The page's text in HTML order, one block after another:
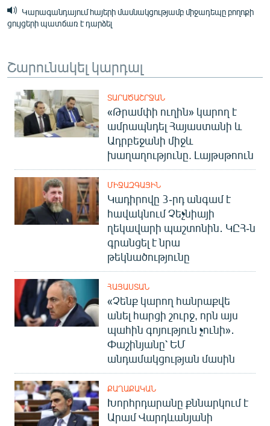
Կարագանդայում հայերի մասնակցությամբ միջադեպը բողոքի
ցույցերի պատճառ է դարձել
Շարունակել կարդալ
ՏԱՐԱԾԱՇՐՋԱՆ
«Թրամփի ուղին» կարող է
ամրապնդել Հայաստանի և
Ադրբեջանի միջև
խաղաղությունը. Լայթսթոուն
ՄԻՋԱԶԳԱՅԻՆ
Կադիրովը 3-րդ անգամ է
հավակնում Չեչնիայի
ղեկավարի պաշտոնին․ ԿԸՀ-ն
գրանցել է նրա
թեկնածությունը
ՀԱՅԱՍՏԱՆ
«Չենք կարող հանրաքվե
անել հարցի շուրջ, որն այս
պահին գոյություն չունի»․
Փաշինյանը՝ ԵՄ
անդամակցության մասին
ՔԱՂԱՔԱԿԱՆ
Խորհրդարանը քննարկում է
Արամ Վարդևանյանի